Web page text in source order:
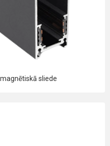
sliede